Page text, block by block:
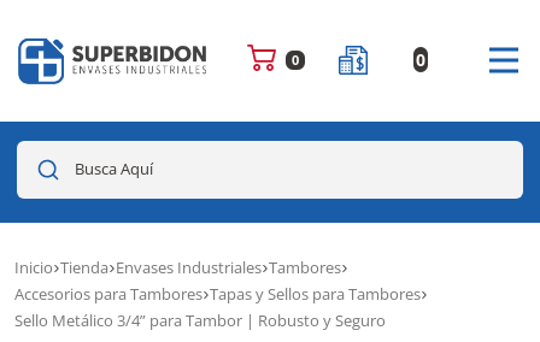
0 0
Busca Aquí
Inicio Tienda Envases Industriales Tambores
Accesorios para Tambores Tapas y Sellos para Tambores
Sello Metálico 3/4” para Tambor | Robusto y Seguro